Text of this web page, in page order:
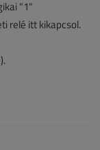
"1"
relé itt kikapcsol.